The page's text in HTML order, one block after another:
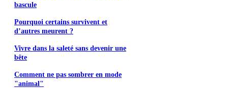
bascule
Pourquoi certains survivent et
d’autres meurent ?
Vivre dans la saleté sans devenir une
bête
Comment ne pas sombrer en mode
"animal"